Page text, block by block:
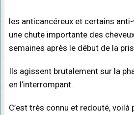
les anticancéreux et certains
une chute importante des
semaines après le début de la
Ils agissent brutalement sur la
en l’interrompant.
C’est très connu et redouté,